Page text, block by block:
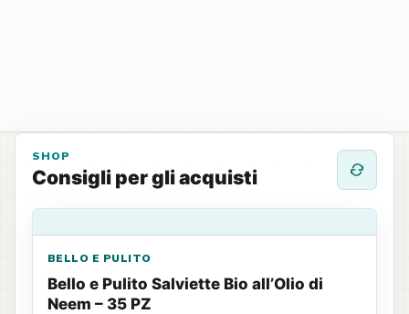
SHOP
Consigli per gli acquisti
BELLO E PULITO
Bello e Pulito Salviette Bio all’Olio di
Neem – 35 PZ